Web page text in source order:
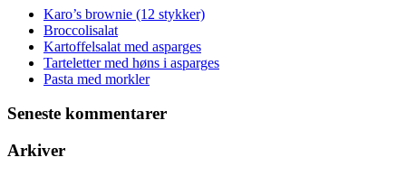
Karo’s brownie (12 stykker)
Broccolisalat
Kartoffelsalat med asparges
Tarteletter med høns i asparges
Pasta med morkler
Seneste kommentarer
Arkiver